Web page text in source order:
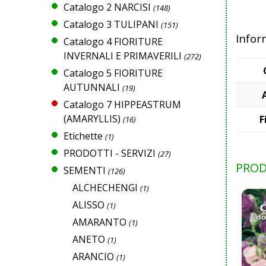
Catalogo 2 NARCISI (148)
Catalogo 3 TULIPANI (151)
Catalogo 4 FIORITURE
INVERNALI E PRIMAVERILI (272)
Catalogo 5 FIORITURE
AUTUNNALI (19)
Catalogo 7 HIPPEASTRUM
(AMARYLLIS) (16)
Etichette (1)
PRODOTTI - SERVIZI (27)
SEMENTI (126)
ALCHECHENGI (1)
ALISSO (1)
AMARANTO (1)
ANETO (1)
ARANCIO (1)